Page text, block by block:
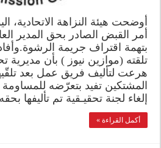
أوضحت هيئة النزاهة الاتحادية،
أمر القبض الصادر بحق المدير
بتهمة اقتراف جريمة
تلقته (موازين نيوز ) بأن مديرية
هرعت لتأليف فريق عمل بعد
المشتكين تفيد بتعرّضه
إلغاء لجنة تحقيـقية تم تأليفها
أكمل القراءة »